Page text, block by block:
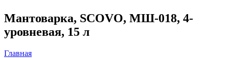
Мантоварка, SCOVO, МШ-018, 4-
уровневая, 15 л
Главная